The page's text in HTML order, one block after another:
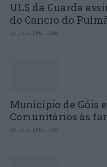
ULS da Guarda
do Cancro do
30 DE JULHO, 2026
Município de Góis
Comunitários às
30 DE JULHO, 2026